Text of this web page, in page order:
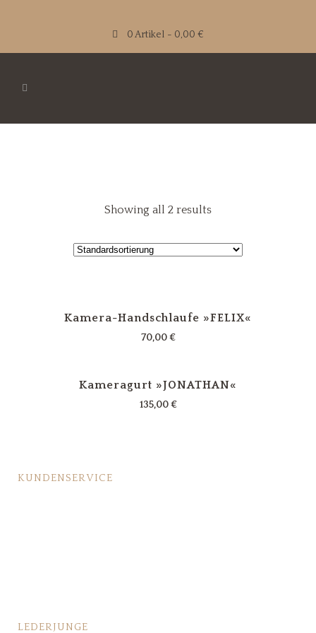
0 Artikel 0,00 €
Showing all 2 results
Kamera-Handschlaufe »FELIX«
70,00€
Kameragurt »JONATHAN«
135,00€
KUNDENSERVICE
LEDERJUNGE